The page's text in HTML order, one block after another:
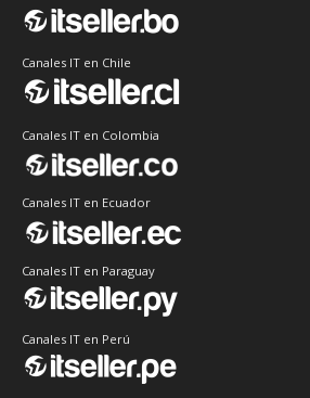
Canales IT en Chile
Canales IT en Colombia
Canales IT en Ecuador
Canales IT en Paraguay
Canales IT en Perú